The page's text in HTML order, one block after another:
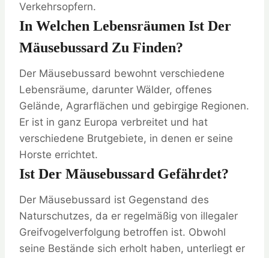
Verkehrsopfern.
In Welchen Lebensräumen Ist Der
Mäusebussard Zu Finden?
Der Mäusebussard bewohnt verschiedene
Lebensräume, darunter Wälder, offenes
Gelände, Agrarflächen und gebirgige Regionen.
Er ist in ganz Europa verbreitet und hat
verschiedene Brutgebiete, in denen er seine
Horste errichtet.
Ist Der Mäusebussard Gefährdet?
Der Mäusebussard ist Gegenstand des
Naturschutzes, da er regelmäßig von illegaler
Greifvogelverfolgung betroffen ist. Obwohl
seine Bestände sich erholt haben, unterliegt er